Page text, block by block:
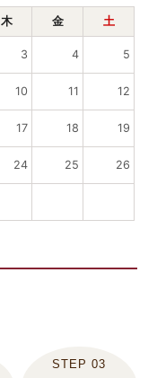
木 金 土
3 4 5
10 11 12
17 18 19
24 25 26